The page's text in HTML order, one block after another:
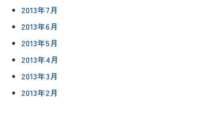
2013年7月
2013年6月
2013年5月
2013年4月
2013年3月
2013年2月